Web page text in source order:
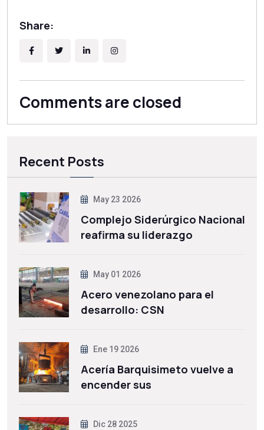
Share:
Comments are closed
Recent Posts
May 23 2026
Complejo Siderúrgico Nacional
reafirma su liderazgo
May 01 2026
Acero venezolano para el
desarrollo: CSN
Ene 19 2026
Acería Barquisimeto vuelve a
encender sus
Dic 28 2025